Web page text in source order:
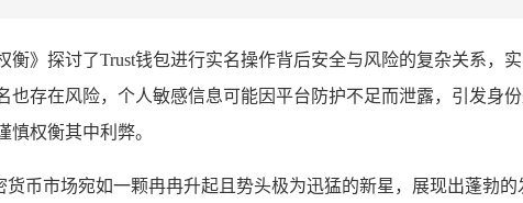
衡》探讨了Trust钱包进行实名操作背后安全与风险的复杂关系
也存在风险，个人敏感信息可能因平台防护不足而泄露，引发身
慎权衡其中利弊。
币市场宛如一颗冉冉升起且势头极为迅猛的新星，展现出蓬勃